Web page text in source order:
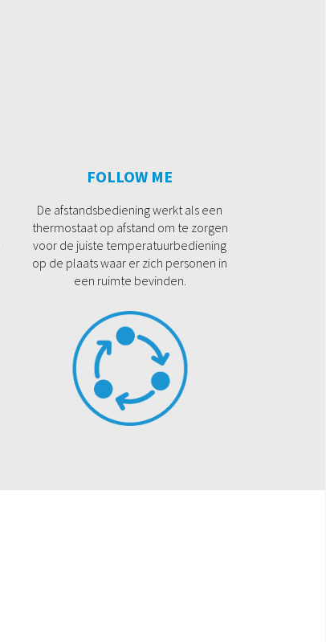
FOLLOW ME
De afstandsbediening werkt als een
thermostaat op afstand om te zorgen
voor de juiste temperatuurbediening
op de plaats waar er zich personen in
een ruimte bevinden.